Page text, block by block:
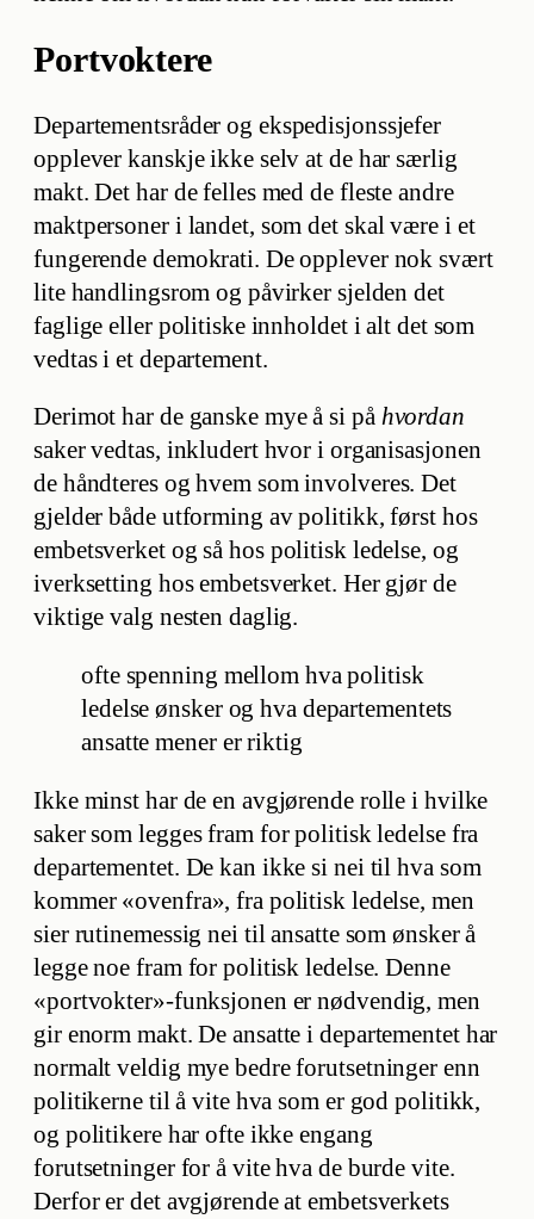
Portvoktere
Departementsråder og ekspedisjonssjefer
opplever kanskje ikke selv at de har særlig
makt. Det har de felles med de fleste andre
maktpersoner i landet, som det skal være i et
fungerende demokrati. De opplever nok svært
lite handlingsrom og påvirker sjelden det
faglige eller politiske innholdet i alt det som
vedtas i et departement.
Derimot har de ganske mye å si på hvordan
saker vedtas, inkludert hvor i organisasjonen
de håndteres og hvem som involveres. Det
gjelder både utforming av politikk, først hos
embetsverket og så hos politisk ledelse, og
iverksetting hos embetsverket. Her gjør de
viktige valg nesten daglig.
ofte spenning mellom hva politisk
ledelse ønsker og hva departementets
ansatte mener er riktig
Ikke minst har de en avgjørende rolle i hvilke
saker som legges fram for politisk ledelse fra
departementet. De kan ikke si nei til hva som
kommer «ovenfra», fra politisk ledelse, men
sier rutinemessig nei til ansatte som ønsker å
legge noe fram for politisk ledelse. Denne
«portvokter»-funksjonen er nødvendig, men
gir enorm makt. De ansatte i departementet har
normalt veldig mye bedre forutsetninger enn
politikerne til å vite hva som er god politikk,
og politikere har ofte ikke engang
forutsetninger for å vite hva de burde vite.
Derfor er det avgjørende at embetsverkets